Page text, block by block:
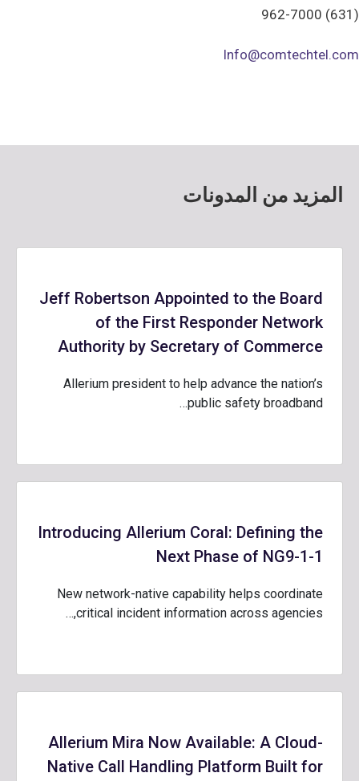
(631) 962-7000
Info@comtechtel.com
المزيد من المدونات
Jeff Robertson Appointed to the Board
of the First Responder Network
Authority by Secretary of Commerce
Allerium president to help advance the nation’s
public safety broadband…
Introducing Allerium Coral: Defining the
Next Phase of NG9-1-1
New network-native capability helps coordinate
critical incident information across agencies,…
Allerium Mira Now Available: A Cloud-
Native Call Handling Platform Built for